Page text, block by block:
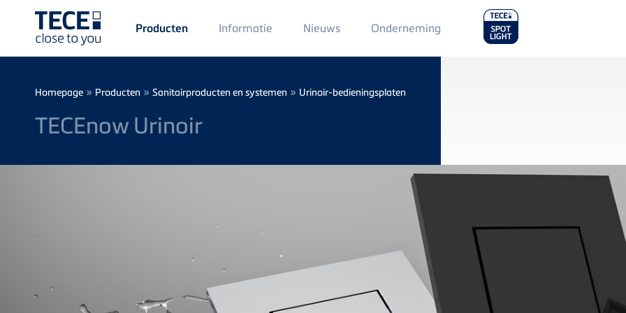
Main
Menü
1
Producten Informatie Nieuws Main
Menu
2
Onderneming
Breadcrumb
Homepage » Producten » Sanitairproducten en systemen » Urinoir-bedieningsplaten
TECEnow Urinoir